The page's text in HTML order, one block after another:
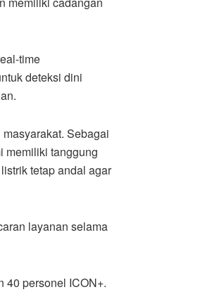
time
deteksi dini
Sebagai
memiliki tanggung
tetap andal agar
layanan selama
40 personel ICON+.